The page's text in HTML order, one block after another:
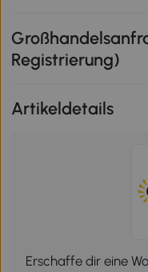
Registrierung)
Artikeldetails
Erschaffe dir eine